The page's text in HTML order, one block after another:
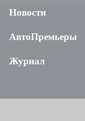
Новости
АвтоПремьеры
Журнал